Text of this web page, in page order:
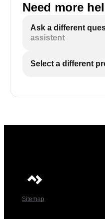
Need more
Ask a different
assistent
Select a different
Sitemap